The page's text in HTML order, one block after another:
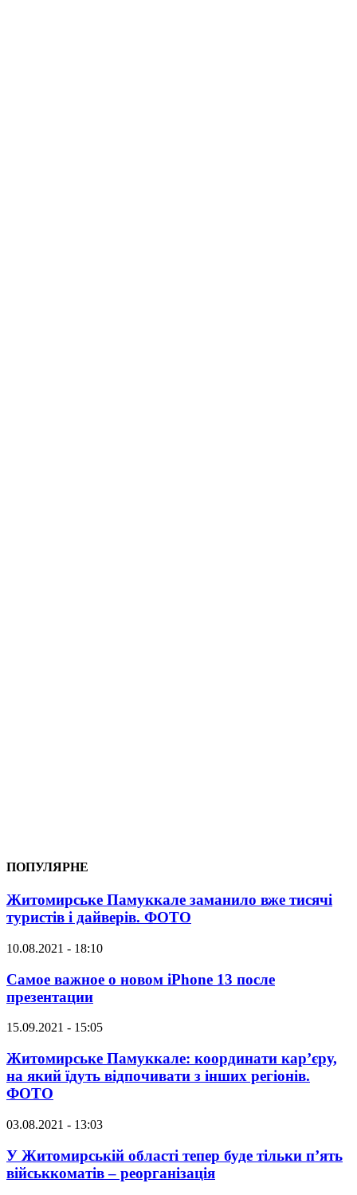
ПОПУЛЯРНЕ
Житомирське Памуккале заманило вже тисячі
туристів і дайверів. ФОТО
10.08.2021 - 18:10
Самое важное о новом iPhone 13 после
презентации
15.09.2021 - 15:05
Житомирське Памуккале: координати кар’єру,
на який їдуть відпочивати з інших регіонів.
ФОТО
03.08.2021 - 13:03
У Житомирській області тепер буде тільки п’ять
військкоматів – реорганізація